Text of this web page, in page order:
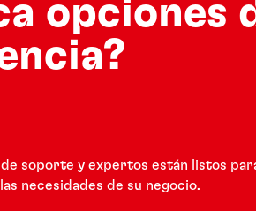
opciones
soporte y expertos están listos
necesidades de su negocio.